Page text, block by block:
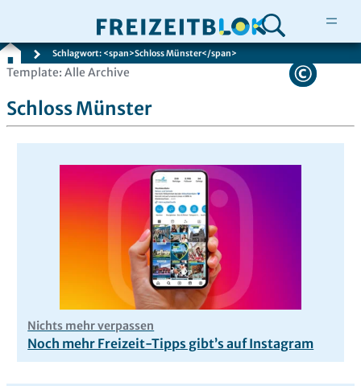
Zum
springen
Schlagwort: <span>Schloss Münster</span>
Template: Alle Archive
Schloss Münster
Nichts mehr verpassen
Noch mehr Freizeit-Tipps gibt’s auf Instagram